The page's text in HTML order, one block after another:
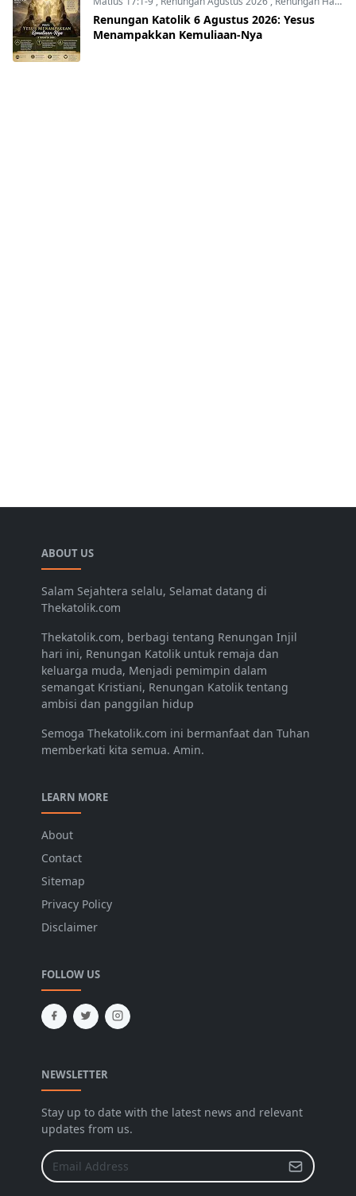
Renungan Katolik 6 Agustus 2026: Yesus
Menampakkan Kemuliaan-Nya
ABOUT US
Salam Sejahtera selalu, Selamat datang di
Thekatolik.com
Thekatolik.com, berbagi tentang Renungan Injil
hari ini, Renungan Katolik untuk remaja dan
keluarga muda, Menjadi pemimpin dalam
semangat Kristiani, Renungan Katolik tentang
ambisi dan panggilan hidup
Semoga Thekatolik.com ini bermanfaat dan Tuhan
memberkati kita semua. Amin.
LEARN MORE
About
Contact
Sitemap
Privacy Policy
Disclaimer
FOLLOW US
NEWSLETTER
Stay up to date with the latest news and relevant
updates from us.